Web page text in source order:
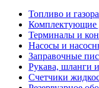
Топливо и
Терминалы и
Насосы и
Заправочные
Рукава, шланги
Счетчики